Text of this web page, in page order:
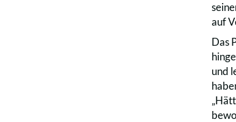
auf
Das
und